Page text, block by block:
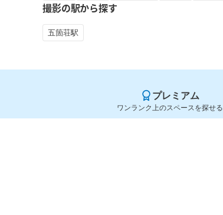
撮影の駅から探す
五箇荘駅
プレミアム
ワンランク上のスペースを探せる